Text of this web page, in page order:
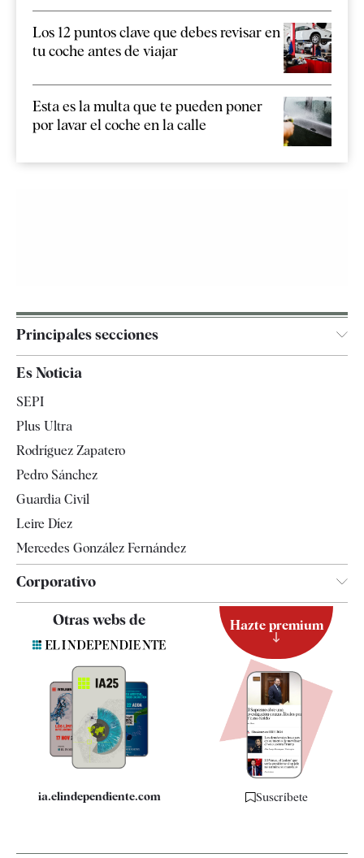
Los 12 puntos clave que debes revisar en
tu coche antes de viajar
Esta es la multa que te pueden poner
por lavar el coche en la calle
Principales secciones
España
Televisión
Es Noticia
SEPI
Plus Ultra
Rodríguez Zapatero
Pedro Sánchez
Guardia Civil
Leire Díez
Mercedes González Fernández
Corporativo
Contacto
Quiénes somos
Especificaciones
Otras webs de
ia.elindependiente.com
Hazte premium
Suscríbete